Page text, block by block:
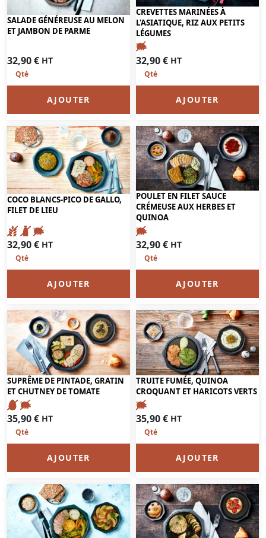
SALADE GÉNÉREUSE AU MELON
ET JAMBON DE PARME
32,90€ HT
AJOUTER
CREVETTES MARINÉES À
L'ASIATIQUE, RIZ AUX PETITS
LÉGUMES
32,90€ HT
AJOUTER
COCO BLANCS-PICO DE GALLO,
FILET DE LIEU
32,90€ HT
AJOUTER
POULET EN FILET SAUCE
CRÉMEUSE AUX HERBES ET
QUINOA
32,90€ HT
AJOUTER
SUPRÊME DE PINTADE, GRATIN
ET CHUTNEY DE TOMATE
35,90€ HT
AJOUTER
TRUITE FUMÉE, QUINOA
CROQUANT ET HARICOTS VERTS
35,90€ HT
AJOUTER